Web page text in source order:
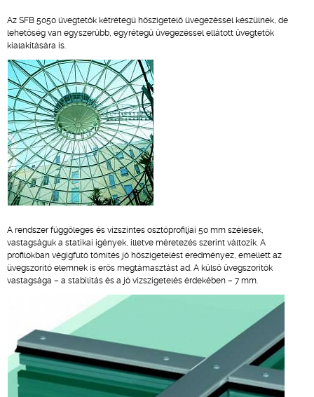
Az SFB 5050 üvegtetők kétrétegű hőszigetelő üvegezéssel készülnek, de
lehetőség van egyszerűbb, egyrétegű üvegezéssel ellátott üvegtetők
kialakítására is.
A rendszer függőleges és vízszintes osztóprofiljai 50 mm szélesek,
vastagságuk a statikai igények, illetve méretezés szerint változik. A
profilokban végigfutó tömítés jó hőszigetelést eredményez, emellett az
üvegszorító elemnek is erős megtámasztást ad. A külső üvegszorítók
vastagsága – a stabilitás és a jó vízszigetelés érdekében – 7 mm.